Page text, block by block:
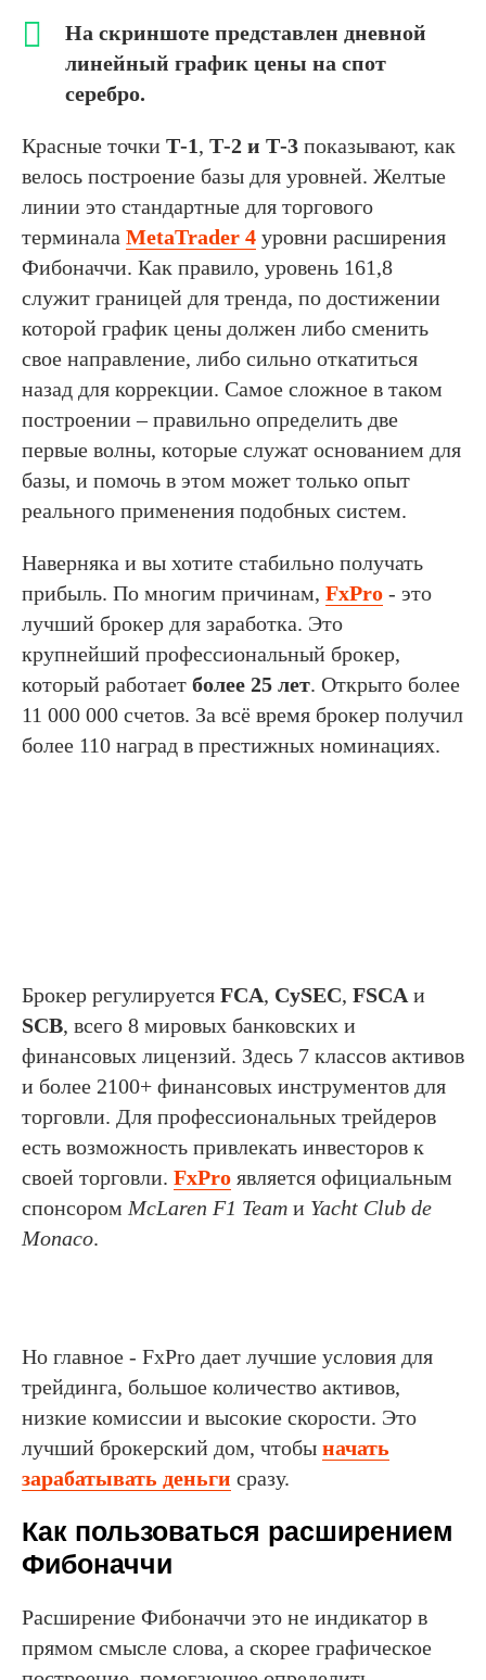
На скриншоте представлен дневной
линейный график цены на спот
серебро.
Красные точки Т-1, Т-2 и Т-3 показывают, как
велось построение базы для уровней. Желтые
линии это стандартные для торгового
терминала MetaTrader 4 уровни расширения
Фибоначчи. Как правило, уровень 161,8
служит границей для тренда, по достижении
которой график цены должен либо сменить
свое направление, либо сильно откатиться
назад для коррекции. Самое сложное в таком
построении – правильно определить две
первые волны, которые служат основанием для
базы, и помочь в этом может только опыт
реального применения подобных систем.
Наверняка и вы хотите стабильно получать
прибыль. По многим причинам, FxPro - это
лучший брокер для заработка. Это
крупнейший профессиональный брокер,
который работает более 25 лет. Открыто более
11 000 000 счетов. За всё время брокер получил
более 110 наград в престижных номинациях.
Брокер регулируется FCA, CySEC, FSCA и
SCB, всего 8 мировых банковских и
финансовых лицензий. Здесь 7 классов активов
и более 2100+ финансовых инструментов для
торговли. Для профессиональных трейдеров
есть возможность привлекать инвесторов к
своей торговли. FxPro является официальным
спонсором McLaren F1 Team и Yacht Club de
Monaco.
Но главное - FxPro дает лучшие условия для
трейдинга, большое количество активов,
низкие комиссии и высокие скорости. Это
лучший брокерский дом, чтобы начать
зарабатывать деньги сразу.
Как пользоваться расширением
Фибоначчи
Расширение Фибоначчи это не индикатор в
прямом смысле слова, а скорее графическое